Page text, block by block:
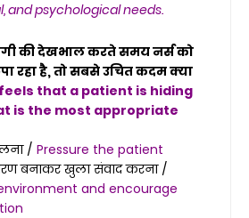
and psychological needs.
की देखभाल करते समय नर्स को
रहा है, तो सबसे उचित कदम क्या
that a patient is hiding
is the most appropriate
/ Pressure the patient
बनाकर खुला संवाद करना /
and encourage